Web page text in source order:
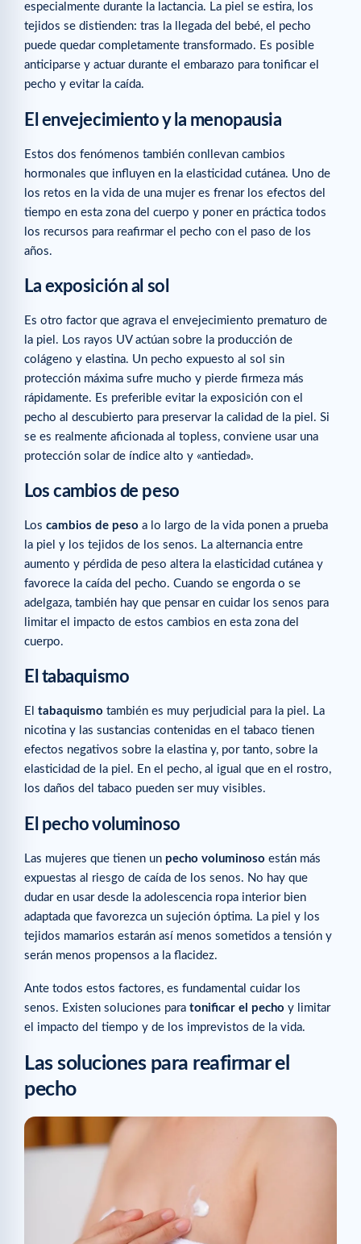
especialmente durante la lactancia. La piel se estira, los
tejidos se distienden: tras la llegada del bebé, el pecho
puede quedar completamente transformado. Es posible
anticiparse y actuar durante el embarazo para tonificar el
pecho y evitar la caída.
El envejecimiento y la menopausia
Estos dos fenómenos también conllevan cambios
hormonales que influyen en la elasticidad cutánea. Uno de
los retos en la vida de una mujer es frenar los efectos del
tiempo en esta zona del cuerpo y poner en práctica todos
los recursos para reafirmar el pecho con el paso de los
años.
La exposición al sol
Es otro factor que agrava el envejecimiento prematuro de
la piel. Los rayos UV actúan sobre la producción de
colágeno y elastina. Un pecho expuesto al sol sin
protección máxima sufre mucho y pierde firmeza más
rápidamente. Es preferible evitar la exposición con el
pecho al descubierto para preservar la calidad de la piel. Si
se es realmente aficionada al topless, conviene usar una
protección solar de índice alto y «antiedad».
Loscambios de peso
Los cambios de peso a lo largo de la vida ponen a prueba
la piel y los tejidos de los senos. La alternancia entre
aumento y pérdida de peso altera la elasticidad cutánea y
favorece la caída del pecho. Cuando se engorda o se
adelgaza, también hay que pensar en cuidar los senos para
limitar el impacto de estos cambios en esta zona del
cuerpo.
El tabaquismo
El tabaquismo también es muy perjudicial para la piel. La
nicotina y las sustancias contenidas en el tabaco tienen
efectos negativos sobre la elastina y, por tanto, sobre la
elasticidad de la piel. En el pecho, al igual que en el rostro,
los daños del tabaco pueden ser muy visibles.
El pecho voluminoso
Las mujeres que tienen un pecho voluminoso están más
expuestas al riesgo de caída de los senos. No hay que
dudar en usar desde la adolescencia ropa interior bien
adaptada que favorezca un sujeción óptima. La piel y los
tejidos mamarios estarán así menos sometidos a tensión y
serán menos propensos a la flacidez.
Ante todos estos factores, es fundamental cuidar los
senos. Existen soluciones para tonificar el pecho y limitar
el impacto del tiempo y de los imprevistos de la vida.
Las solucionespara reafirmar el
pecho